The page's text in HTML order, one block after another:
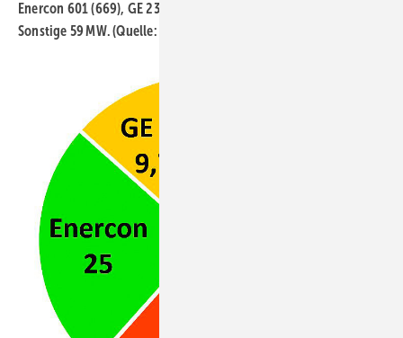
Enercon 601 (669), GE 234 (248), Siemens Gamesa 30 (86),
Sonstige 59 MW. (Quelle: FA Wind/Marktstamm­datenregister)